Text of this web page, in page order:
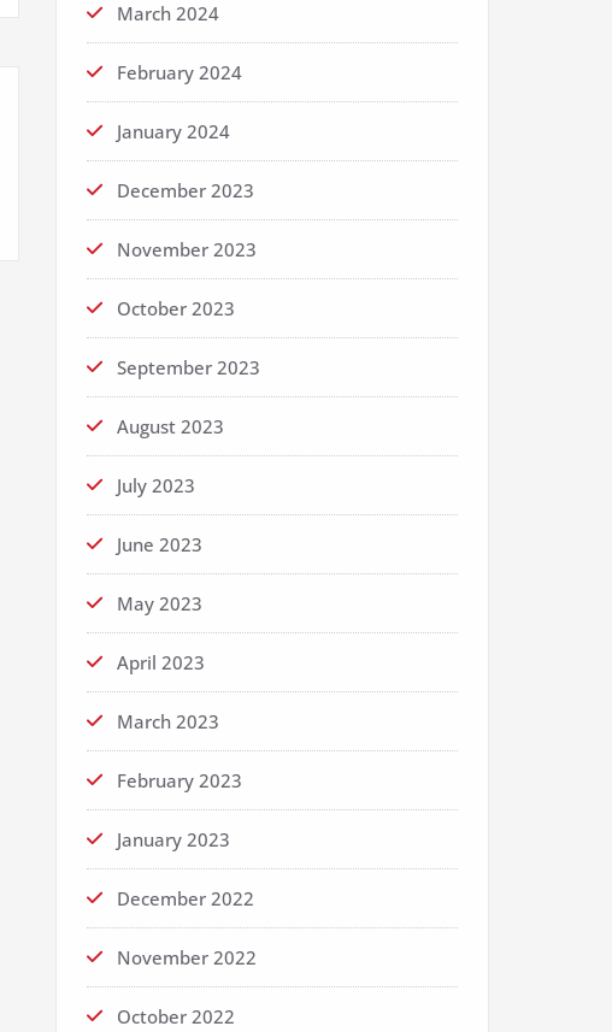
March 2024
February 2024
January 2024
December 2023
November 2023
October 2023
September 2023
August 2023
July 2023
June 2023
May 2023
April 2023
March 2023
February 2023
January 2023
December 2022
November 2022
October 2022